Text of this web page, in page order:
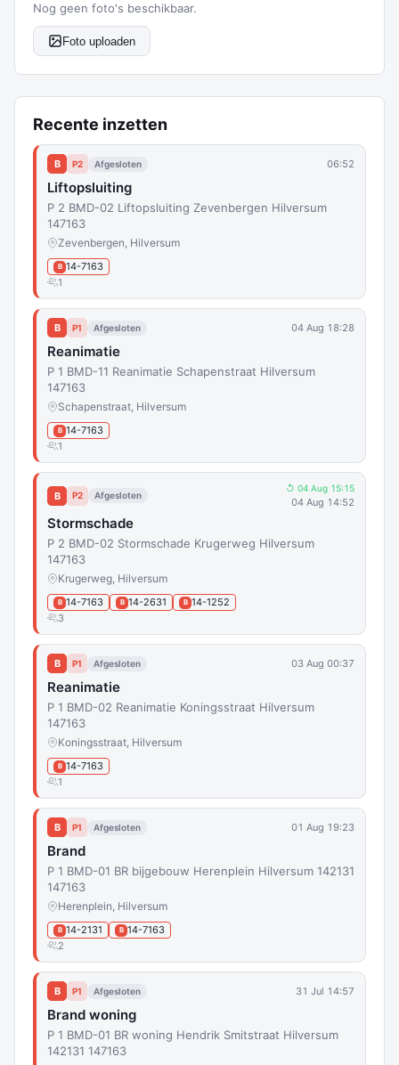
Nog geen foto's beschikbaar.
Foto uploaden
Recente inzetten
B P2 Afgesloten 06:52
Liftopsluiting
P 2 BMD-02 Liftopsluiting Zevenbergen Hilversum
147163
Zevenbergen, Hilversum
B 14-7163
1
B P1 Afgesloten 04 Aug 18:28
Reanimatie
P 1 BMD-11 Reanimatie Schapenstraat Hilversum
147163
Schapenstraat, Hilversum
B 14-7163
1
B P2 Afgesloten
↺ 04 Aug 15:15
04 Aug 14:52
Stormschade
P 2 BMD-02 Stormschade Krugerweg Hilversum
147163
Krugerweg, Hilversum
B 14-7163 B 14-2631 B 14-1252
3
B P1 Afgesloten 03 Aug 00:37
Reanimatie
P 1 BMD-02 Reanimatie Koningsstraat Hilversum
147163
Koningsstraat, Hilversum
B 14-7163
1
B P1 Afgesloten 01 Aug 19:23
Brand
P 1 BMD-01 BR bijgebouw Herenplein Hilversum 142131
147163
Herenplein, Hilversum
B 14-2131 B 14-7163
2
B P1 Afgesloten 31 Jul 14:57
Brand woning
P 1 BMD-01 BR woning Hendrik Smitstraat Hilversum
142131 147163